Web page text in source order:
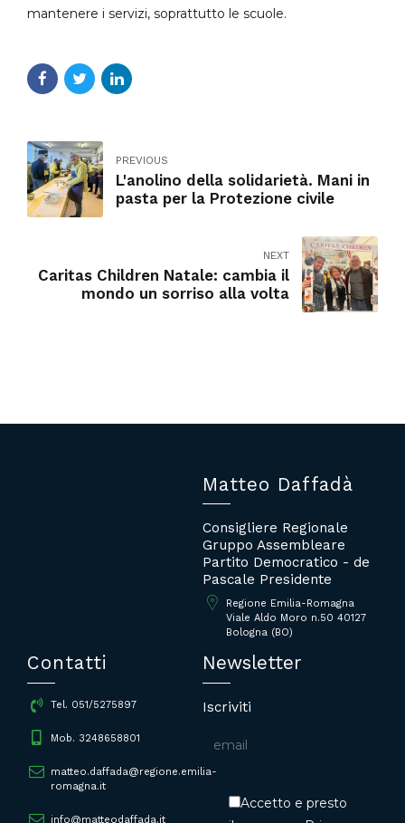
mantenere i servizi, soprattutto le scuole.
PREVIOUS
L'anolino della solidarietà. Mani in
pasta per la Protezione civile
NEXT
Caritas Children Natale: cambia il
mondo un sorriso alla volta
Matteo Daffadà
Consigliere Regionale
Gruppo Assembleare
Partito Democratico - de
Pascale Presidente
Regione Emilia-Romagna
Viale Aldo Moro n.50 40127
Bologna (BO)
Contatti
Tel. 051/5275897
Mob. 3248658801
matteo.daffada@regione.emilia-
romagna.it
info@matteodaffada.it
Newsletter
Iscriviti
Accetto e presto